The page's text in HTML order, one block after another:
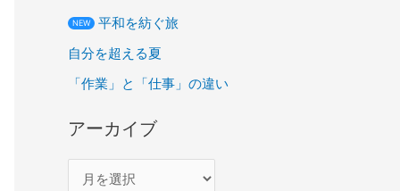
NEW
平和を紡ぐ旅
自分を超える夏
「作業」と「仕事」の違い
アーカイブ